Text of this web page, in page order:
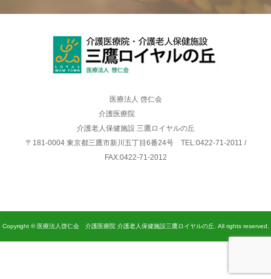
医療法人 啓仁会
介護医療院
介護老人保健施設 三鷹ロイヤルの丘
〒181-0004 東京都三鷹市新川五丁目6番24号 TEL:0422-71-2011 /
FAX:0422-71-2012
Copyright © 医療法人啓仁会 介護医療院 介護老人保健施設三鷹ロイヤルの丘. All rights reserved.